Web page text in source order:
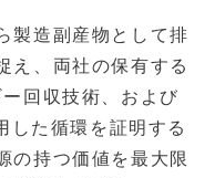
製造副産物として排
え、両社の保有する
回収技術、および
した循環を証明する
の持つ価値を最大限